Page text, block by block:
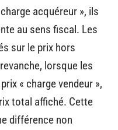
acquéreur », ils
au sens fiscal. Les
sur le prix hors
lorsque les
« charge vendeur »,
total affiché. Cette
différence non